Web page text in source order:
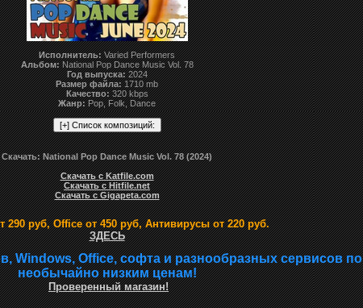
Исполнитель:Varied Performers
Альбом:National Pop Dance Music Vol. 78
Год выпуска:2024
Размер файла:1710 mb
Качество:320 kbps
Жанр:Pop, Folk, Dance
Скачать: National Pop Dance Music Vol. 78 (2024)
Скачать с Katfile.com
Скачать с Hitfile.net
Скачать с Gigapeta.com
290 руб, Office от 450 руб, Антивирусы от 220 руб.
ЗДЕСЬ
Windows, Office, софта и разнообразных сервисов по
необычайно низким ценам!
Проверенный магазин!